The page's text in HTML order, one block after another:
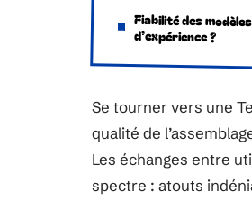
Fiabilité des
d’expérience ?
Se tourner vers une
qualité de
Les échanges entre
spectre : atouts